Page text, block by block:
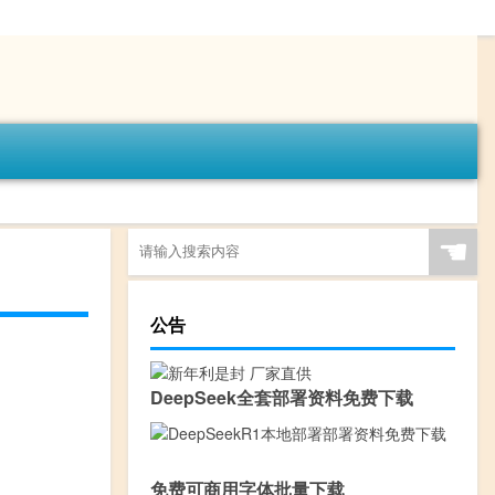
☚
公告
DeepSeek全套部署资料免费下载
免费可商用字体批量下载